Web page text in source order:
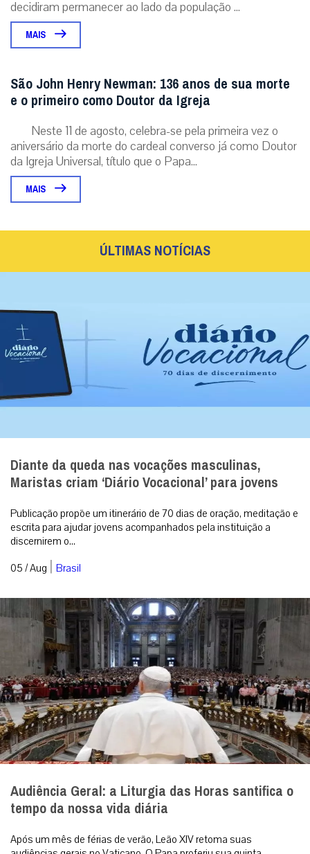
decidiram permanecer ao lado da população ...
MAIS
São John Henry Newman: 136 anos de sua morte
e o primeiro como Doutor da Igreja
Neste 11 de agosto, celebra-se pela primeira vez o
aniversário da morte do cardeal converso já como Doutor
da Igreja Universal, título que o Papa...
MAIS
ÚLTIMAS NOTÍCIAS
Diante da queda nas vocações masculinas,
Maristas criam ‘Diário Vocacional’ para jovens
Publicação propõe um itinerário de 70 dias de oração, meditação e
escrita para ajudar jovens acompanhados pela instituição a
discernirem o...
05 / Aug | Brasil
Audiência Geral: a Liturgia das Horas santifica o
tempo da nossa vida diária
Após um mês de férias de verão, Leão XIV retoma suas